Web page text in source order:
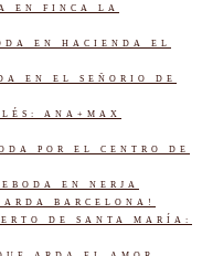
EN FINCA LA
EN HACIENDA EL
EN EL SEÑORIO DE
ANA+MAX
POR EL CENTRO DE
EN NERJA
BARCELONA!
DE SANTA MARÍA: